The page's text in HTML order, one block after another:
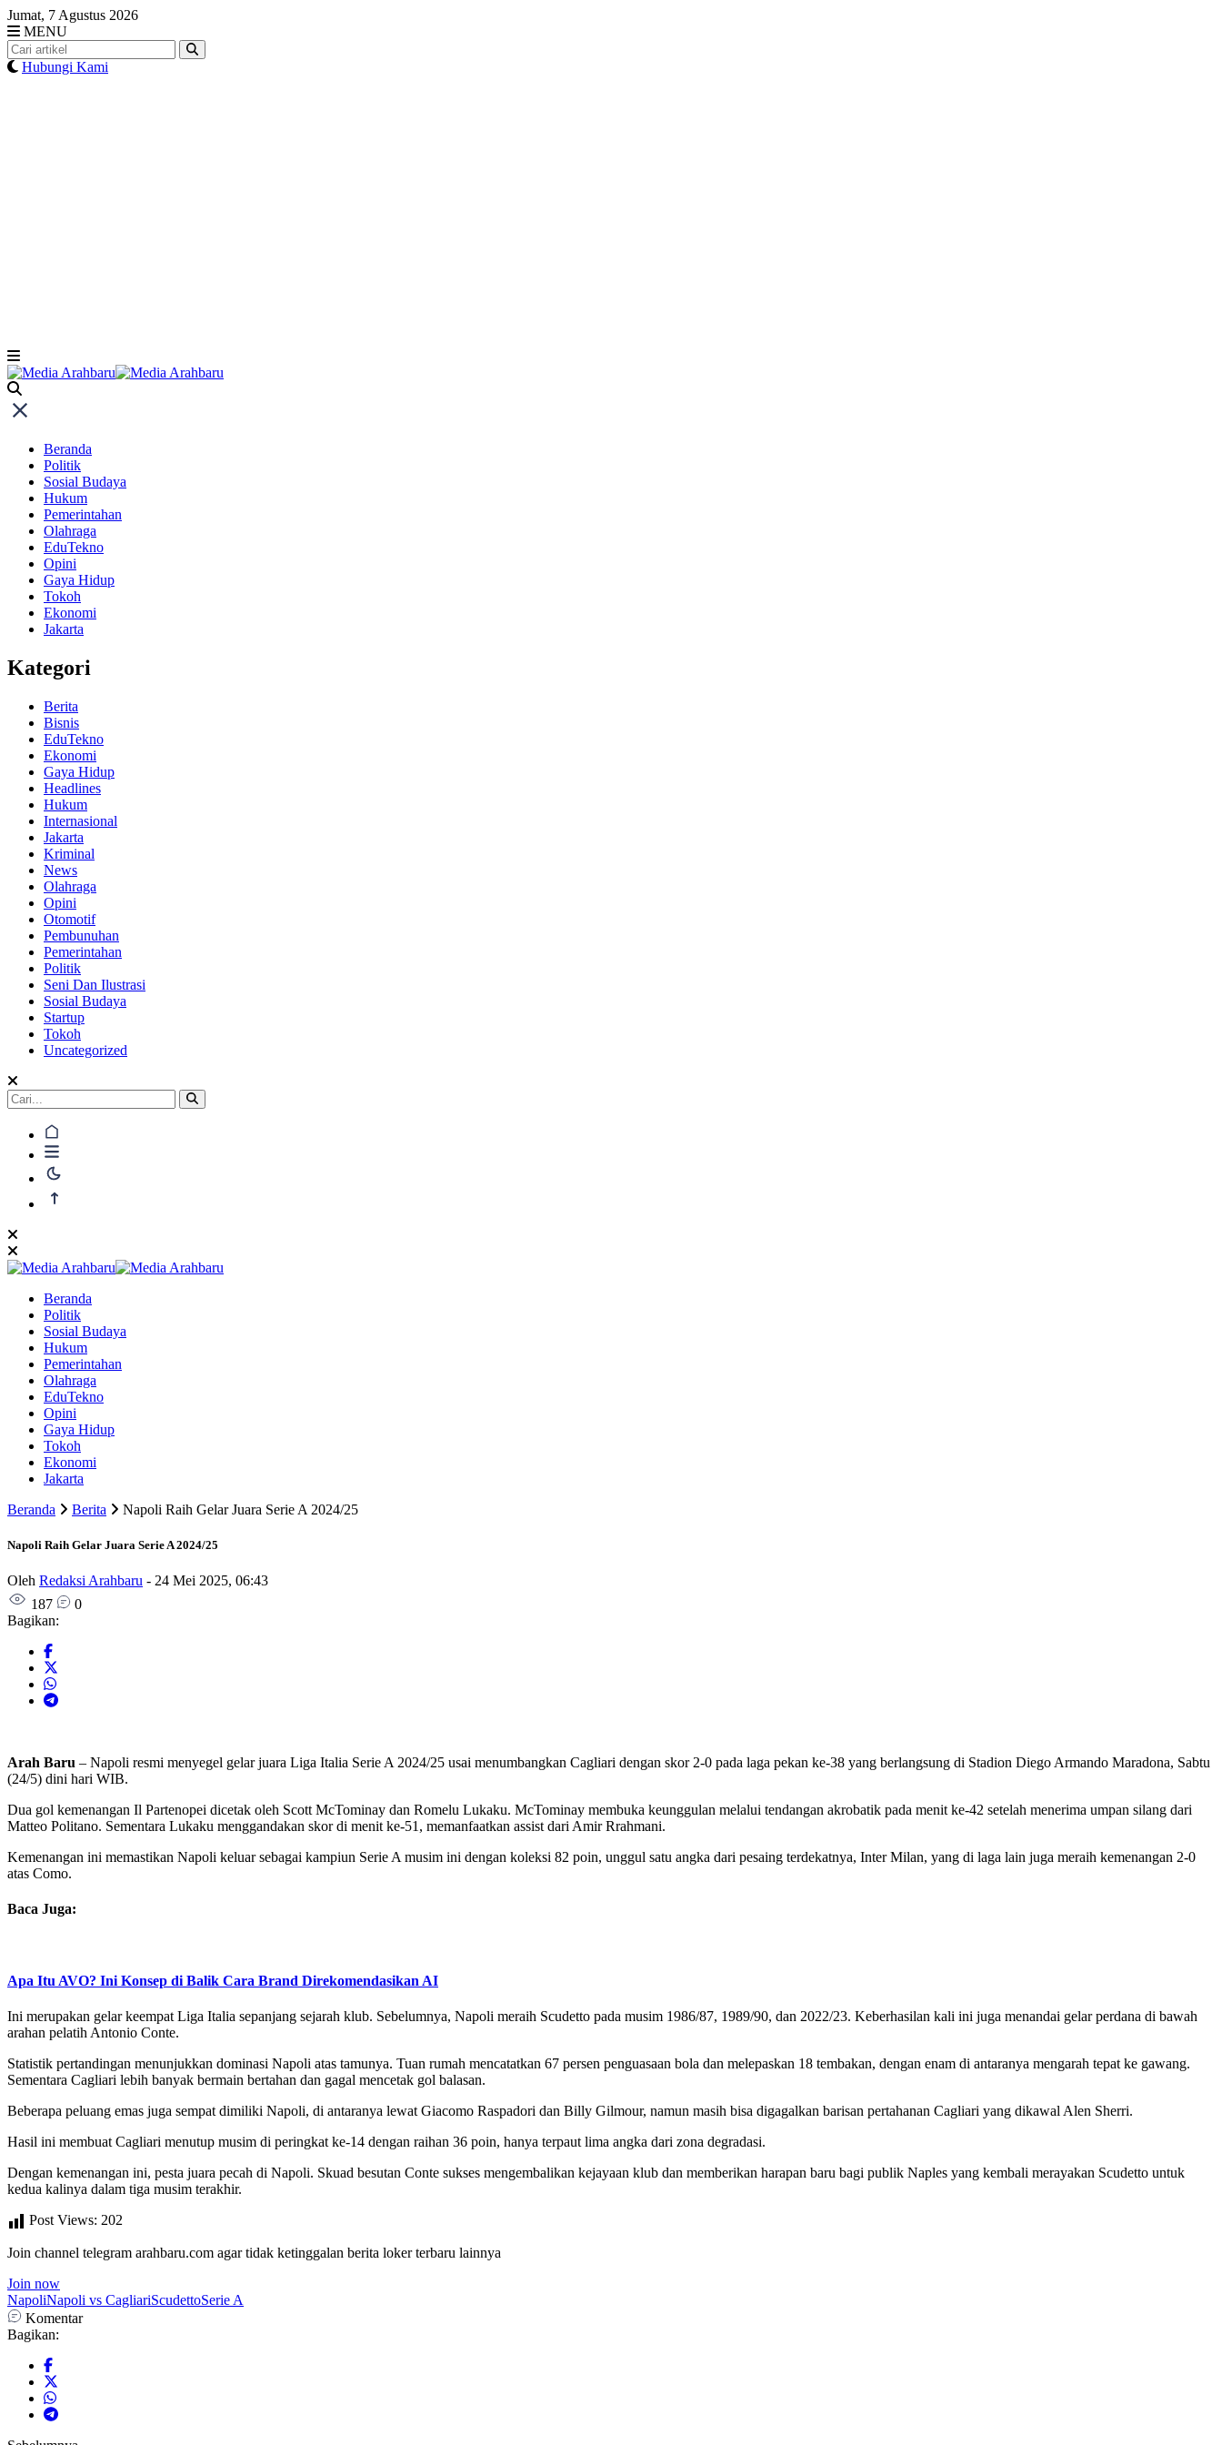
Skip
to
content
Jumat, 7 Agustus 2026
MENU
Hubungi Kami
Beranda
Politik
Sosial Budaya
Hukum
Pemerintahan
Olahraga
EduTekno
Opini
Gaya Hidup
Tokoh
Ekonomi
Jakarta
Kategori
Berita
Bisnis
EduTekno
Ekonomi
Gaya Hidup
Headlines
Hukum
Internasional
Jakarta
Kriminal
News
Olahraga
Opini
Otomotif
Pembunuhan
Pemerintahan
Politik
Seni Dan Ilustrasi
Sosial Budaya
Startup
Tokoh
Uncategorized
Beranda
Politik
Sosial Budaya
Hukum
Pemerintahan
Olahraga
EduTekno
Opini
Gaya Hidup
Tokoh
Ekonomi
Jakarta
Beranda
Berita Napoli Raih Gelar Juara Serie A 2024/25
Napoli Raih Gelar Juara Serie A 2024/25
Oleh Redaksi Arahbaru - 24 Mei 2025, 06:43
187
0
Bagikan:
Arah Baru – Napoli resmi menyegel gelar juara Liga Italia Serie A 2024/25 usai menumbangkan Cagliari dengan skor 2-0 pada laga pekan ke-38 yang berlangsung di Stadion Diego Armando Maradona, Sabtu
(24/5) dini hari WIB.
Dua gol kemenangan Il Partenopei dicetak oleh Scott McTominay dan Romelu Lukaku. McTominay membuka keunggulan melalui tendangan akrobatik pada menit ke-42 setelah menerima umpan silang dari
Matteo Politano. Sementara Lukaku menggandakan skor di menit ke-51, memanfaatkan assist dari Amir Rrahmani.
Kemenangan ini memastikan Napoli keluar sebagai kampiun Serie A musim ini dengan koleksi 82 poin, unggul satu angka dari pesaing terdekatnya, Inter Milan, yang di laga lain juga meraih kemenangan 2-0
atas Como.
Baca Juga:
Apa Itu AVO? Ini Konsep di Balik Cara Brand Direkomendasikan AI
Ini merupakan gelar keempat Liga Italia sepanjang sejarah klub. Sebelumnya, Napoli meraih Scudetto pada musim 1986/87, 1989/90, dan 2022/23. Keberhasilan kali ini juga menandai gelar perdana di bawah
arahan pelatih Antonio Conte.
Statistik pertandingan menunjukkan dominasi Napoli atas tamunya. Tuan rumah mencatatkan 67 persen penguasaan bola dan melepaskan 18 tembakan, dengan enam di antaranya mengarah tepat ke gawang.
Sementara Cagliari lebih banyak bermain bertahan dan gagal mencetak gol balasan.
Beberapa peluang emas juga sempat dimiliki Napoli, di antaranya lewat Giacomo Raspadori dan Billy Gilmour, namun masih bisa digagalkan barisan pertahanan Cagliari yang dikawal Alen Sherri.
Hasil ini membuat Cagliari menutup musim di peringkat ke-14 dengan raihan 36 poin, hanya terpaut lima angka dari zona degradasi.
Dengan kemenangan ini, pesta juara pecah di Napoli. Skuad besutan Conte sukses mengembalikan kejayaan klub dan memberikan harapan baru bagi publik Naples yang kembali merayakan Scudetto untuk
kedua kalinya dalam tiga musim terakhir.
Post Views: 202
Join channel telegram arahbaru.com agar tidak ketinggalan berita loker terbaru lainnya
Join now
NapoliNapoli vs CagliariScudettoSerie A
Komentar
Bagikan: